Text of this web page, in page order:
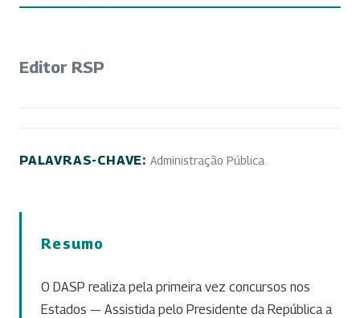
Editor RSP
PALAVRAS-CHAVE: Administração Pública
Resumo
O DASP realiza pela primeira vez concursos nos
Estados — Assistida pelo Presidente da República a